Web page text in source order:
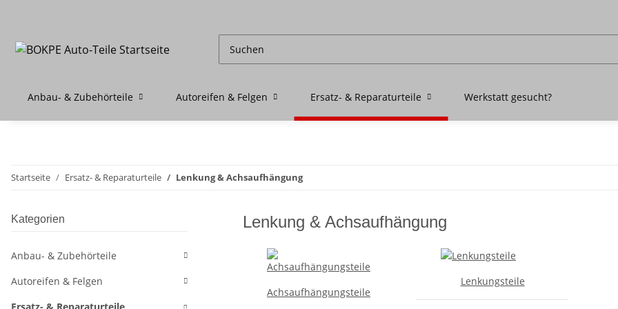
Anbau- & Zubehörteile Autoreifen & Felgen Ersatz- & Reparaturteile Werkstatt gesucht?
Startseite Ersatz- & Reparaturteile Lenkung & Achsaufhängung
Lenkung & Achsaufhängung
Achsaufhängungsteile
Lenkungsteile
Kategorien
Anbau- & Zubehörteile
Autoreifen & Felgen